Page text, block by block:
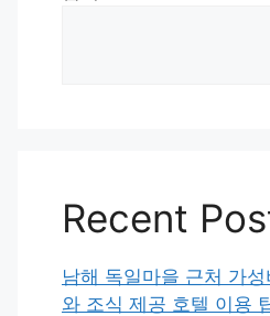
Recent
남해 독일마을 근처 가
와 조식 제공 호텔 이용